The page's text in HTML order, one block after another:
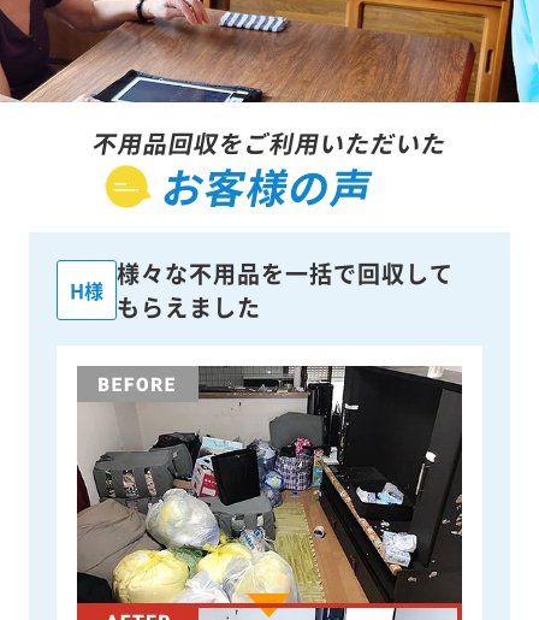
不用品回収をご利用いただいた
お客様の声
H様
様々な不用品を一括で回収して
もらえました